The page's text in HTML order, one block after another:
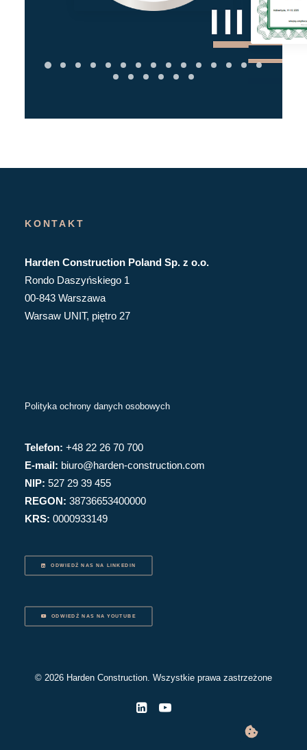
KONTAKT
Harden Construction Poland Sp. z o.o.
Rondo Daszyńskiego 1
00-843 Warszawa
Warsaw UNIT, piętro 27
Polityka ochrony danych osobowych
Telefon: +48 22 26 70 700
E-mail: biuro@harden-construction.com
NIP: 527 29 39 455
REGON: 38736653400000
KRS: 0000933149
ODWIEDŹ NAS NA LINKEDIN
ODWIEDŹ NAS NA YOUTUBE
© 2026 Harden Construction. Wszystkie prawa zastrzeżone